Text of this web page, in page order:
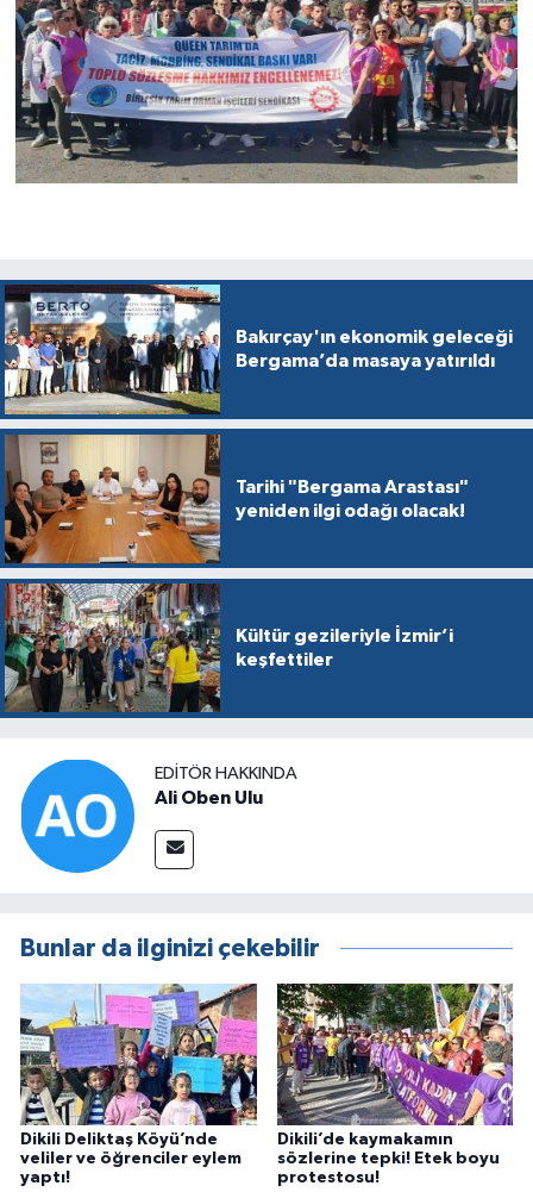
Bakırçay'ın ekonomik geleceği
Bergama’da masaya yatırıldı
Tarihi "Bergama Arastası"
yeniden ilgi odağı olacak!
Kültür gezileriyle İzmir’i
keşfettiler
EDITÖR HAKKINDA
Ali Oben Ulu
Bunlar da ilginizi çekebilir
Dikili Deliktaş Köyü’nde
veliler ve öğrenciler eylem
yaptı!
Dikili’de kaymakamın
sözlerine tepki! Etek boyu
protestosu!